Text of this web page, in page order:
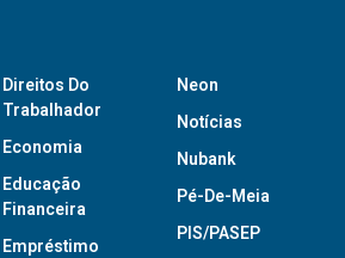
Direitos Do
Trabalhador
Economia
Educação
Financeira
Empréstimo
Neon
Notícias
Nubank
Pé-De-Meia
PIS/PASEP